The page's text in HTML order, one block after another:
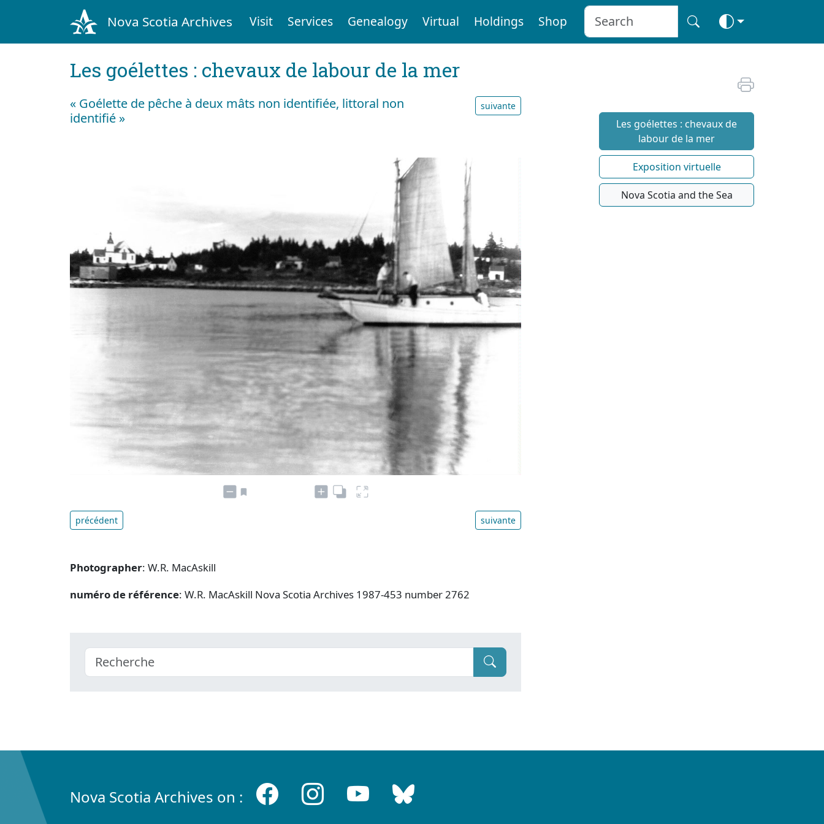
Nova Scotia Archives Visit Services Genealogy Virtual Holdings Shop
Les goélettes : chevaux de labour de la mer
« Goélette de pêche à deux mâts non identifiée, littoral non
identifié »
suivante
précédent suivante
Photographer: W.R. MacAskill
numéro de référence: W.R. MacAskill Nova Scotia Archives 1987-453 number 2762
Les goélettes : chevaux de
labour de la mer
Exposition virtuelle
Nova Scotia and the Sea
Nova Scotia Archives on :